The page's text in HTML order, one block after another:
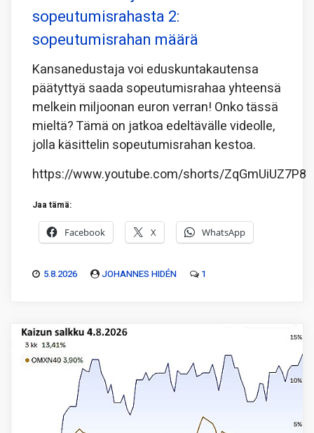
sopeutumisrahasta 2:
sopeutumisrahan määrä
Kansanedustaja voi eduskuntakautensa
päätyttyä saada sopeutumisrahaa yhteensä
melkein miljoonan euron verran! Onko tässä
mieltä? Tämä on jatkoa edeltävälle videolle,
jolla käsittelin sopeutumisrahan kestoa.
https://www.youtube.com/shorts/ZqGmUiUZ7P8
Jaa tämä:
Facebook X WhatsApp
5.8.2026 JOHANNES HIDÉN 1